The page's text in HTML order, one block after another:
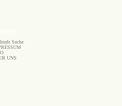
Suche
UNS